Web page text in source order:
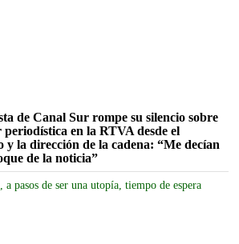
de Canal Sur rompe su silencio sobre
en la RTVA desde el
y la dirección de la cadena: “Me decían
de la noticia”